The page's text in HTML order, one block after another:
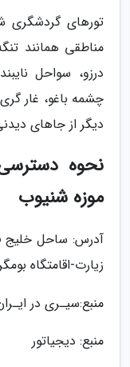
تورهای گردشگری
مناطقی همانند
درزو، سواحل
چشمه باغو، غار
دیگر از جاهای
نحوه
موزه شنیوب
آدرس: ساحل خلیج
زیارت-اقامتگاه
منبع:سیـری در
منبع: دیجیاتور